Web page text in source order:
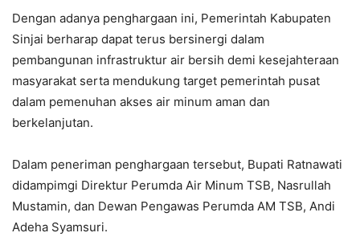
Dengan adanya penghargaan ini, Pemerintah Kabupaten
Sinjai berharap dapat terus bersinergi dalam
pembangunan infrastruktur air bersih demi kesejahteraan
masyarakat serta mendukung target pemerintah pusat
dalam pemenuhan akses air minum aman dan
berkelanjutan.
Dalam peneriman penghargaan tersebut, Bupati Ratnawati
didampimgi Direktur Perumda Air Minum TSB, Nasrullah
Mustamin, dan Dewan Pengawas Perumda AM TSB, Andi
Adeha Syamsuri.